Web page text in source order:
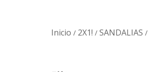
Inicio / 2X1! / SANDALIAS /